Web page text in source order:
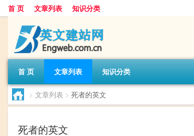
首 页 文章列表 知识分类
首 页 文章列表 知识分类
> 文章列表 > 死者的英文
死者的英文